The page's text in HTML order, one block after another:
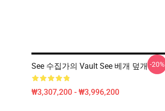
See 수집가의 Vault See 베개 덮개
₩3,307,200 - ₩3,996,200
-20%